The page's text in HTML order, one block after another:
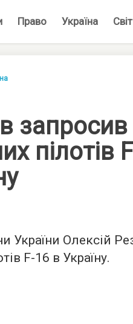
Право Україна Світ
запросив
пілотів
України Олексій
F-16 в Україну.